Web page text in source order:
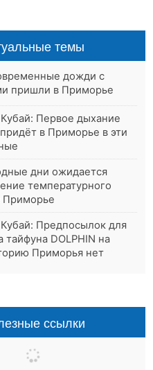
темы
дожди с
пришли в Приморье
Первое дыхание
в Приморье в эти
дни ожидается
температурного
Приморье
Предпосылок для
тайфуна DOLPHIN на
Приморья нет
ссылки